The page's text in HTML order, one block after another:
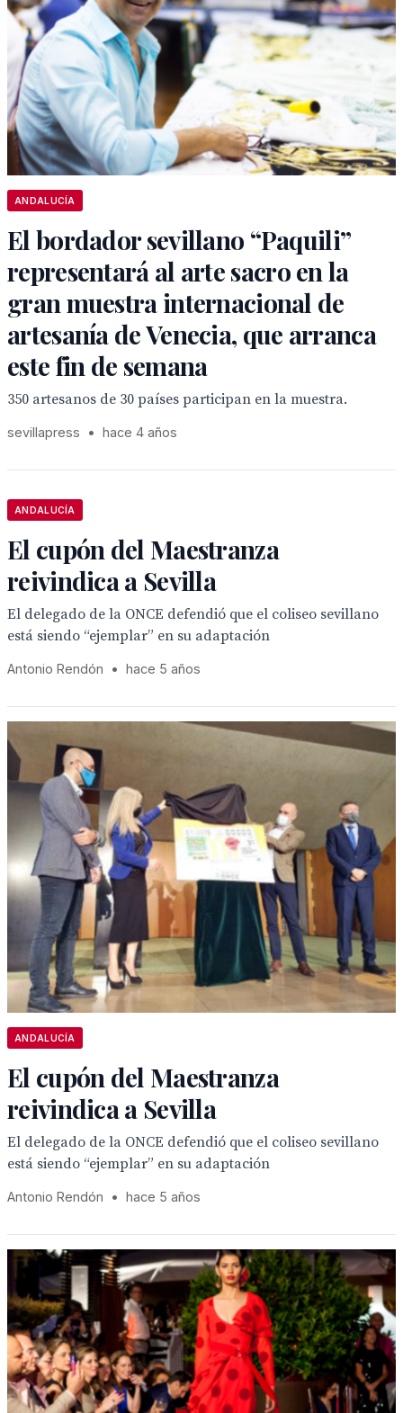
ANDALUCÍA
El bordador sevillano “Paquili”
representará al arte sacro en la
gran muestra internacional de
artesanía de Venecia, que arranca
este fin de semana
350 artesanos de 30 países participan en la muestra.
sevillapress • hace 4 años
ANDALUCÍA
El cupón del Maestranza
reivindica a Sevilla
El delegado de la ONCE defendió que el coliseo sevillano
está siendo “ejemplar” en su adaptación
Antonio Rendón • hace 5 años
ANDALUCÍA
El cupón del Maestranza
reivindica a Sevilla
El delegado de la ONCE defendió que el coliseo sevillano
está siendo “ejemplar” en su adaptación
Antonio Rendón • hace 5 años